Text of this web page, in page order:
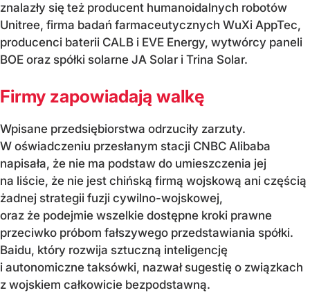
znalazły się też producent humanoidalnych robotów
Unitree, firma badań farmaceutycznych WuXi AppTec,
producenci baterii CALB i EVE Energy, wytwórcy paneli
BOE oraz spółki solarne JA Solar i Trina Solar.
Firmy zapowiadają walkę
Wpisane przedsiębiorstwa odrzuciły zarzuty.
W oświadczeniu przesłanym stacji CNBC Alibaba
napisała, że nie ma podstaw do umieszczenia jej
na liście, że nie jest chińską firmą wojskową ani częścią
żadnej strategii fuzji cywilno-wojskowej,
oraz że podejmie wszelkie dostępne kroki prawne
przeciwko próbom fałszywego przedstawiania spółki.
Baidu, który rozwija sztuczną inteligencję
i autonomiczne taksówki, nazwał sugestię o związkach
z wojskiem całkowicie bezpodstawną.